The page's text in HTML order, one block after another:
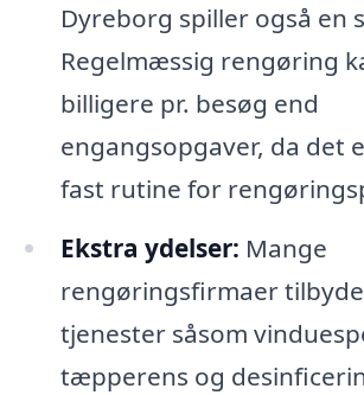
Dyreborg spiller også en
Regelmæssig rengøring
billigere pr. besøg end
engangsopgaver, da det
fast rutine for
Ekstra ydelser: Mange
rengøringsfirmaer
tjenester såsom
tæpperens og